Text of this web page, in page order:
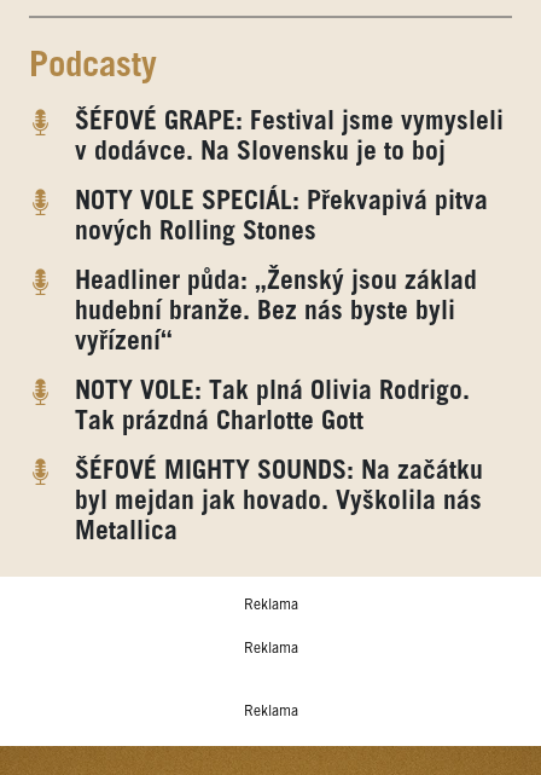
Podcasty
ŠÉFOVÉ GRAPE: Festival jsme vymysleli
v dodávce. Na Slovensku je to boj
NOTY VOLE SPECIÁL: Překvapivá pitva
nových Rolling Stones
Headliner půda: „Ženský jsou základ
hudební branže. Bez nás byste byli
vyřízení“
NOTY VOLE: Tak plná Olivia Rodrigo.
Tak prázdná Charlotte Gott
ŠÉFOVÉ MIGHTY SOUNDS: Na začátku
byl mejdan jak hovado. Vyškolila nás
Metallica
Reklama
Reklama
Reklama